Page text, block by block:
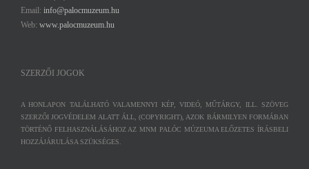
Email: info@palocmuzeum.hu
Web: www.palocmuzeum.hu
SZERZŐI JOGOK
A HONLAPON TALÁLHATÓ VALAMENNYI KÉP, VIDEÓ, MŰTÁRGY, ILL. SZÖVEG
SZERZŐI JOGVÉDELEM ALATT ÁLL, (COPYRIGHT), AZOK BÁRMILYEN FORMÁBAN
TÖRTÉNŐ FELHASZNÁLÁSÁHOZ AZ MNM PALÓC MÚZEUMA ELŐZETES ÍRÁSBELI
HOZZÁJÁRULÁSA SZÜKSÉGES.